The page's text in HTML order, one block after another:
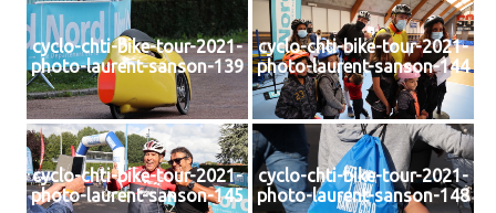
cyclo-chti-bike-tour-2021-
photo-laurent-sanson-139
cyclo-chti-bike-tour-2021-
photo-laurent-sanson-144
cyclo-chti-bike-tour-2021-
photo-laurent-sanson-145
cyclo-chti-bike-tour-2021-
photo-laurent-sanson-148